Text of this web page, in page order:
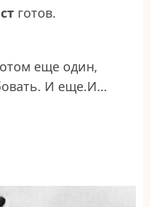
готов.
еще один,
И еще.И…